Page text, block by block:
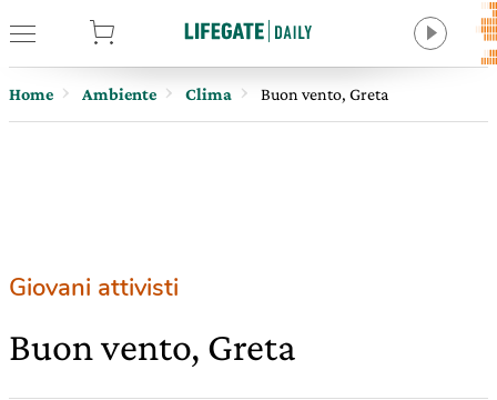
Home Ambiente Clima Buon vento, Greta
Giovani attivisti
Buon vento, Greta